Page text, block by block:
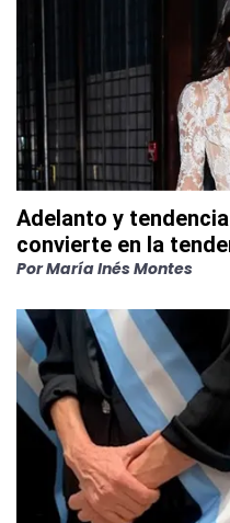
Adelanto y
convierte en la
PorMaría Inés Montes